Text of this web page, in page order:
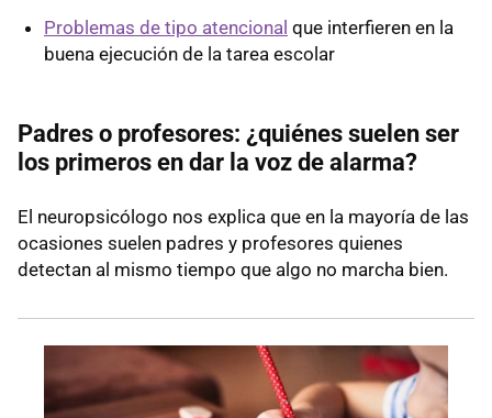
Problemas de tipo atencional que interfieren en la
buena ejecución de la tarea escolar
Padres o profesores: ¿quiénes suelen ser
los primeros en dar la voz de alarma?
El neuropsicólogo nos explica que en la mayoría de las
ocasiones suelen padres y profesores quienes
detectan al mismo tiempo que algo no marcha bien.